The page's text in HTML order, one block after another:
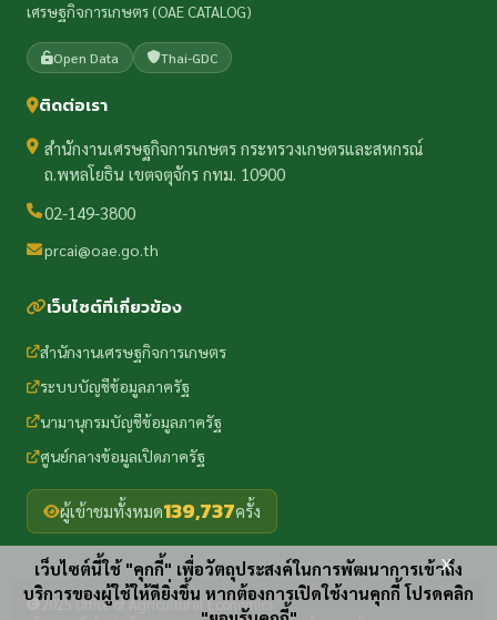
เศรษฐกิจการเกษตร (OAE CATALOG)
Open Data Thai-GDC
ติดต่อเรา
สำนักงานเศรษฐกิจการเกษตร กระทรวงเกษตรและสหกรณ์
ถ.พหลโยธิน เขตจตุจักร กทม. 10900
02-149-3800
prcai@oae.go.th
เว็บไซต์ที่เกี่ยวข้อง
สำนักงานเศรษฐกิจการเกษตร
ระบบบัญชีข้อมูลภาครัฐ
นามานุกรมบัญชีข้อมูลภาครัฐ
ศูนย์กลางข้อมูลเปิดภาครัฐ
ผู้เข้าชมทั้งหมด139,737ครั้ง
2025 Office of Agricultural Economics
เว็บไซต์นี้ใช้ "คุกกี้" เพื่อวัตถุประสงค์ในการพัฒนาการเข้าถึง
บริการของผู้ใช้ให้ดียิ่งขึ้น หากต้องการเปิดใช้งานคุกกี้ โปรดคลิก
x